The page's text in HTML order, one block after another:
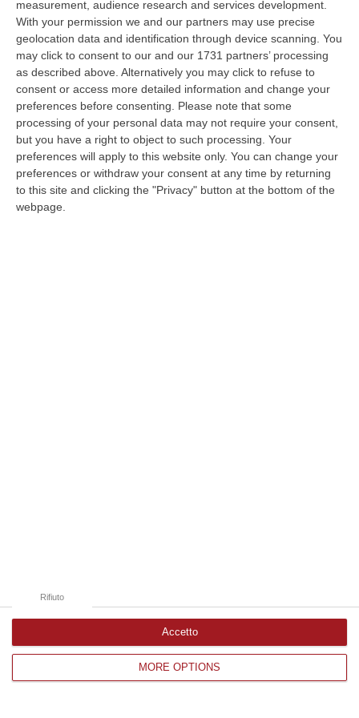
measurement, audience research and services development.
With your permission we and our partners may use precise
geolocation data and identification through device scanning. You
may click to consent to our and our 1731 partners’ processing
as described above. Alternatively you may click to refuse to
consent or access more detailed information and change your
preferences before consenting.
Please note that some
processing of your personal data may not require your consent,
but you have a right to object to such processing. Your
preferences will apply to this website only. You can change your
preferences or withdraw your consent at any time by returning
to this site and clicking the "Privacy" button at the bottom of the
webpage.
MORE OPTIONS
Rifiuto
Accetto
Gelato, In Calabria Le Famiglie Spendono 60 Milioni L’anno
“CATANZARO Le famiglie calabresi spendono ogni anno circa 60 milioni
di euro per acquistare gelati e oltre sette laboratori su dieci presen…
Nardi: Pubblicato Il Bando Per L’appalto Di Oltre 4 Mln Per La
Messa In Sicurezza Del Fiume Crati
“CATANZARO Prende il via l’ulteriore fase di affidamento degli interventi
per la messa in sicurezza e il ripristino dell’officiosità idrauli…
06 Agosto, 10:42
Corriere delle Calabria è una testata giornalistica di News&Com S.r.l